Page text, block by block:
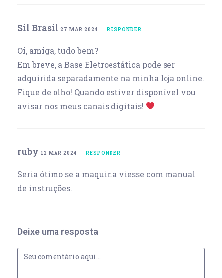
Sil Brasil 27 MAR 2024 RESPONDER
Oi, amiga, tudo bem?
Em breve, a Base Eletroestática pode ser
adquirida separadamente na minha loja online.
Fique de olho! Quando estiver disponível vou
avisar nos meus canais digitais!
ruby 12 MAR 2024 RESPONDER
Seria ótimo se a maquina viesse com manual
de instruções.
Deixe uma resposta